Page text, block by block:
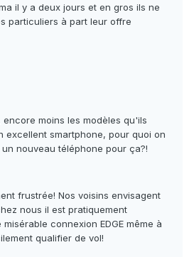
il y a deux jours et en gros ils ne
particuliers à part leur offre
encore moins les modèles qu'ils
excellent smartphone, pour quoi on
nouveau téléphone pour ça?!
frustrée! Nos voisins envisagent
nous il est pratiquement
connexion EDGE même à
qualifier de vol!